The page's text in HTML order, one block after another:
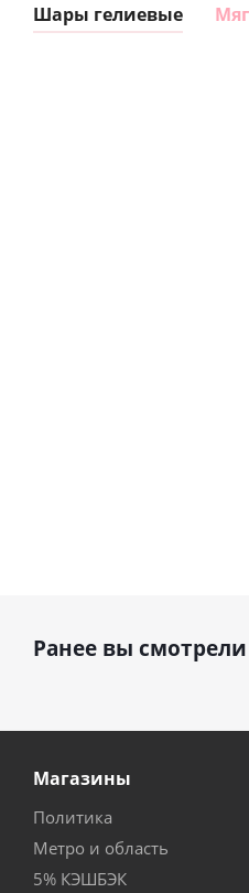
Шары гелиевые
Ранее вы смотрели
Магазины
Политика
Метро и область
5% КЭШБЭК